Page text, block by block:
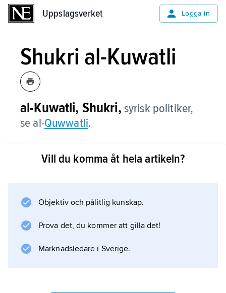
Uppslagsverket Logga in
Shukri al-Kuwatli
al-Kuwatli, Shukri, syrisk politiker,
se al-Quwwatli.
Vill du komma åt hela artikeln?
Objektiv och pålitlig kunskap.
Prova det, du kommer att gilla det!
Marknadsledare i Sverige.